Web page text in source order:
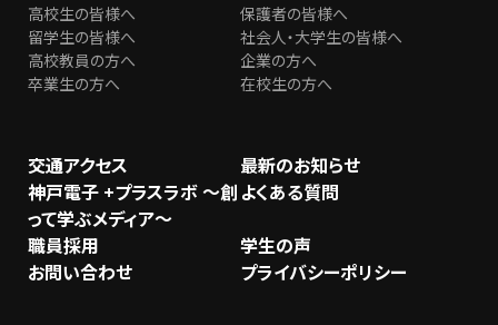
高校生の皆様へ
保護者の皆様へ
留学生の皆様へ
社会人・大学生の皆様へ
高校教員の方へ
企業の方へ
卒業生の方へ
在校生の方へ
交通アクセス
最新のお知らせ
神戸電子 +プラスラボ ～創
って学ぶメディア～
よくある質問
職員採用
学生の声
お問い合わせ
プライバシーポリシー